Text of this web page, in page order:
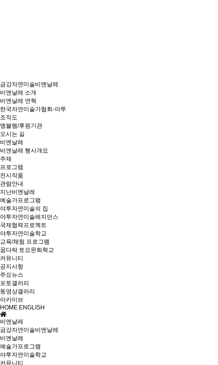
금강자연미술비엔날레
비엔날레 소개
비엔날레 연혁
한국자연미술가협회-야투
조직도
엠블렘/후원기관
오시는 길
비엔날레
비엔날레 행사개요
주제
프로그램
전시작품
관람안내
지난비엔날레
예술가프로그램
야투자연미술의 집
야투자연미술레지던스
국제협력프로젝트
야투자연미술학교
교육/체험 프로그램
꿈다락 토요문화학교
커뮤니티
공지사항
주요뉴스
포토갤러리
동영상갤러리
아카이브
HOME ENGLISH
비엔날레
금강자연미술비엔날레
비엔날레
예술가프로그램
야투자연미술학교
커뮤니티